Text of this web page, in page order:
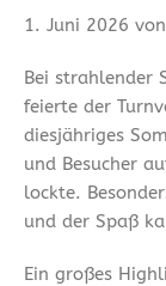
1. Juni 2026
Bei strahlender
feierte der
diesjähriges
und Besucher
lockte.
und der Spaß
Ein großes